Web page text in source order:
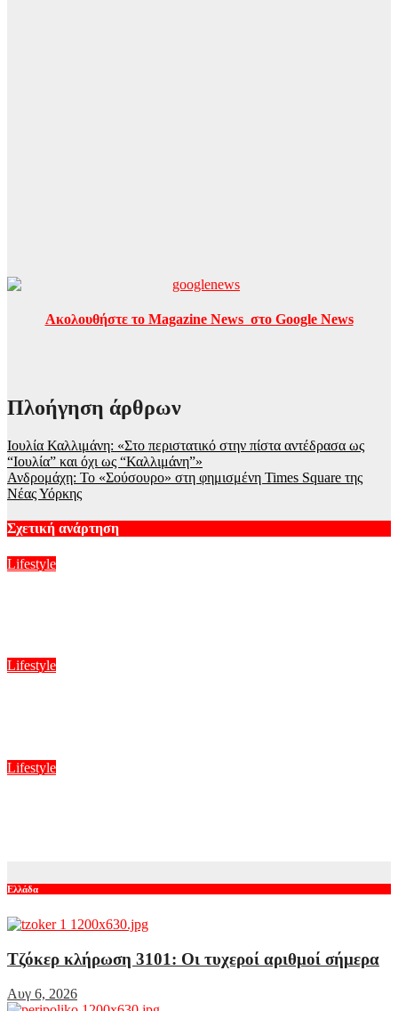
Ακολουθήστε το Magazine News στο Google News
Πλοήγηση άρθρων
Ιουλία Καλλιμάνη: «Στο περιστατικό στην πίστα αντέδρασα ως
“Ιουλία” και όχι ως “Καλλιμάνη”»
Ανδρομάχη: Το «Σούσουρο» στη φημισμένη Times Square της
Νέας Υόρκης
Σχετική ανάρτηση
Lifestyle
Lifestyle
Lifestyle
Ελλάδα
Τζόκερ κλήρωση 3101: Οι τυχεροί αριθμοί σήμερα
Αυγ 6, 2026